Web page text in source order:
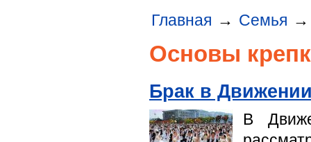
Главная → Семья →
Основы
Брак в
В